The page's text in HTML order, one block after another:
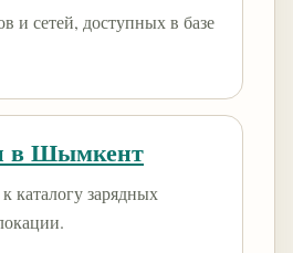
и сетей, доступных в базе
в Шымкент
каталогу зарядных